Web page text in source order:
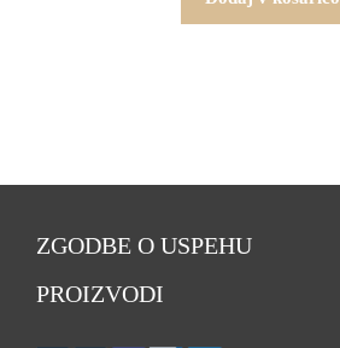
ZGODBE O USPEHU
PROIZVODI